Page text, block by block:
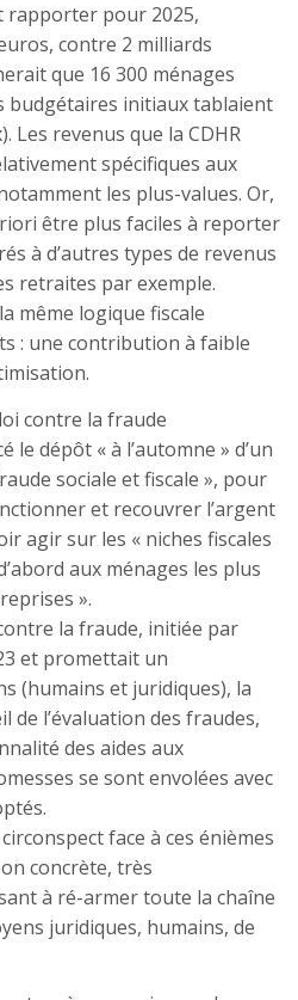
rapporter pour 2025,
contre 2 milliards
que 16 300 ménages
budgétaires initiaux tablaient
Les revenus que la CDHR
spécifiques aux
les plus-values. Or,
être plus faciles à reporter
à d’autres types de revenus
retraites par exemple.
même logique fiscale
: une contribution à faible
contre la fraude
le dépôt « à l’automne » d’un
sociale et fiscale », pour
et recouvrer l’argent
agir sur les « niches fiscales
aux ménages les plus
».
la fraude, initiée par
et promettait un
(humains et juridiques), la
de l’évaluation des fraudes,
des aides aux
se sont envolées avec
face à ces énièmes
concrète, très
à ré-armer toute la chaîne
juridiques, humains, de